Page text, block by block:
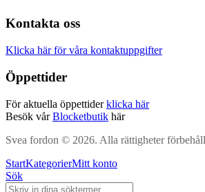
Kontakta oss
Klicka här för våra kontaktuppgifter
Öppettider
För aktuella öppettiderklicka här
Besök vårBlocketbutik här
Svea fordon © 2026. Alla rättigheter
StartKategorierMitt konto
Sök